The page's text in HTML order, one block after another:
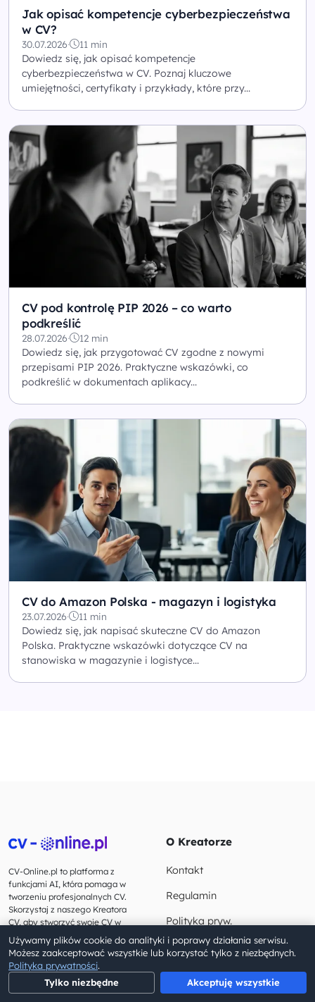
Jak opisać kompetencje cyberbezpieczeństwa
w CV?
30.07.2026· 11 min
Dowiedz się, jak opisać kompetencje
cyberbezpieczeństwa w CV. Poznaj kluczowe
umiejętności, certyfikaty i przykłady, które przy...
CV pod kontrolę PIP 2026 – co warto
podkreślić
28.07.2026· 12 min
Dowiedz się, jak przygotować CV zgodne z nowymi
przepisami PIP 2026. Praktyczne wskazówki, co
podkreślić w dokumentach aplikacy...
CV do Amazon Polska - magazyn i logistyka
23.07.2026· 11 min
Dowiedz się, jak napisać skuteczne CV do Amazon
Polska. Praktyczne wskazówki dotyczące CV na
stanowiska w magazynie i logistyce...
CV-Online.pl to platforma z
funkcjami AI, która pomaga w
tworzeniu profesjonalnych CV.
Skorzystaj z naszego Kreatora
CV, aby stworzyć swoje CV w
ciągu kilku minut.
O Kreatorze
Kontakt
Regulamin
Polityka pryw.
Zarządzaj zgodami
Używamy plików cookie do analityki i poprawy działania serwisu.
Możesz zaakceptować wszystkie lub korzystać tylko z niezbędnych.
Polityka prywatności.
Tylko niezbędne
Akceptuję wszystkie